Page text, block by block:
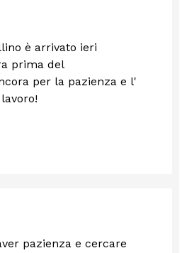
è arrivato ieri
prima del
per la pazienza e l'
pazienza e cercare